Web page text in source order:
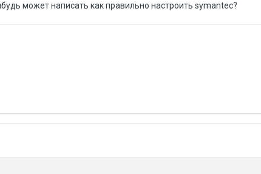
может написать как правильно настроить symantec?